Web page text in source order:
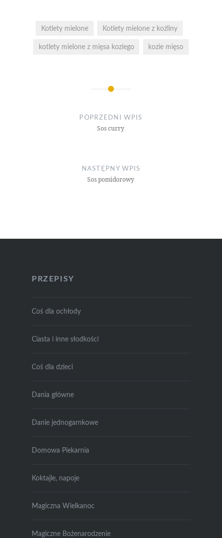
Kotlety mielone Kotlety mielone z koźliny
kotlety mielone z mięsa koziego kozie mięso
POPRZEDNI WPIS
Sos curry
NASTĘPNY WPIS
Sos pomidorowy
PRZEPISY
Coś dla ochłody
Ciasta i inne słodkości
Coś dla dzieci
Dania główne
Danie jednogarnkowe
Domowa Piekarnia
Koktajle, napoje
Magiczna Wielkanoc
Magiczne Bożenarodzenie